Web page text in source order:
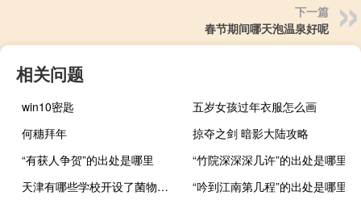
下一篇
春节期间哪天泡温泉好呢
相关问题
win10密匙
五岁女孩过年衣服怎么画
何穗拜年
掠夺之剑 暗影大陆攻略
“有获人争贺”的出处是哪里
“竹院深深深几许”的出处是哪里
天津有哪些学校开设了菌物科学与工程专业
“吟到江南第几程”的出处是哪里